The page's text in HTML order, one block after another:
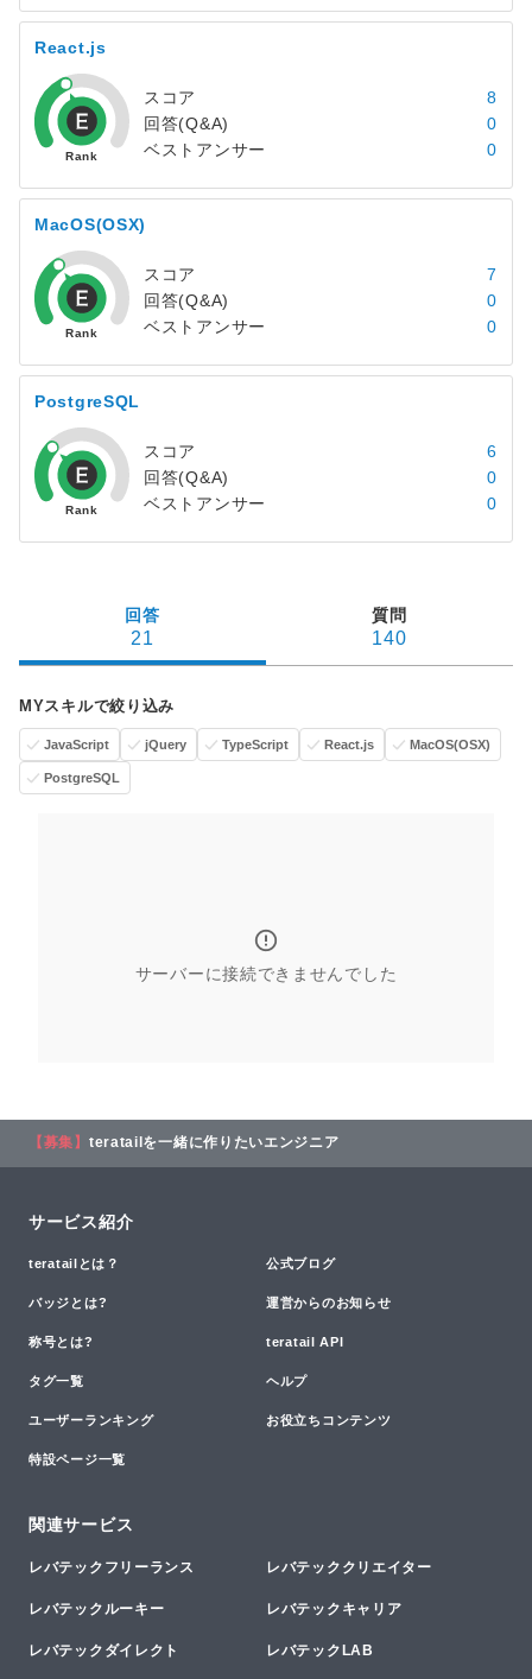
React.js
スコア
8
回答(Q&A)
0
ベストアンサー
0
MacOS(OSX)
スコア
7
回答(Q&A)
0
ベストアンサー
0
PostgreSQL
スコア
6
回答(Q&A)
0
ベストアンサー
0
回答
21
質問
140
MYスキルで絞り込み
JavaScript jQuery TypeScript React.js MacOS(OSX)
PostgreSQL
サーバーに接続できませんでした
【募集】 teratailを一緒に作りたいエンジニア
サービス紹介
teratailとは？ 公式ブログ
バッジとは? 運営からのお知らせ
称号とは? teratail API
タグ一覧 ヘルプ
ユーザーランキング お役立ちコンテンツ
特設ページ一覧
関連サービス
レバテックフリーランス レバテッククリエイター
レバテックルーキー レバテックキャリア
レバテックダイレクト レバテックLAB